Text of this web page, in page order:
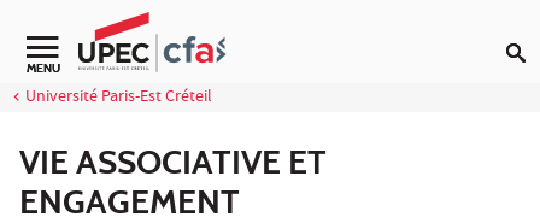
Aller au contenu
Navigation secondaire
MENU
Université Paris-Est Créteil
VIE ASSOCIATIVE ET
ENGAGEMENT